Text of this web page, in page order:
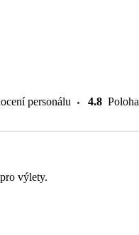
personálu 4.8 Poloha
výlety.